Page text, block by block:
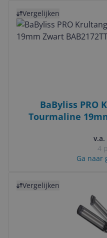
Vergelijken
BaByliss PRO
Tourmaline
v.a.
4
Ga naar
Vergelijken